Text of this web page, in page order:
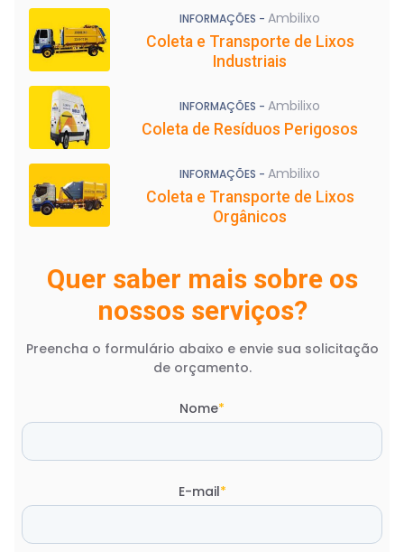
INFORMAÇÕES - Ambilixo
Coleta e Transporte de Lixos
Industriais
INFORMAÇÕES - Ambilixo
Coleta de Resíduos Perigosos
INFORMAÇÕES - Ambilixo
Coleta e Transporte de Lixos
Orgânicos
Quer saber mais sobre os
nossos serviços?
Preencha o formulário abaixo e envie sua solicitação
de orçamento.
Nome*
E-mail*